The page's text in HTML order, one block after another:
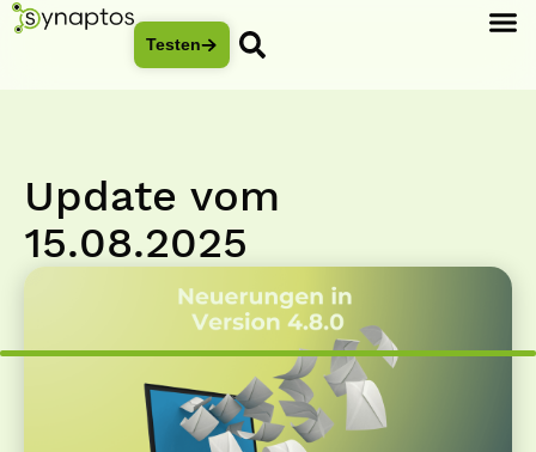
Testen
Update vom
15.08.2025